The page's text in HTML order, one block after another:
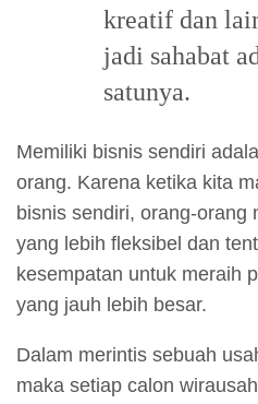
kreatif dan
jadi sahabat
satunya.
Memiliki bisnis sendiri
orang. Karena ketika kita
bisnis sendiri, orang-orang
yang lebih fleksibel dan
kesempatan untuk meraih
yang jauh lebih besar.
Dalam merintis sebuah
maka setiap calon